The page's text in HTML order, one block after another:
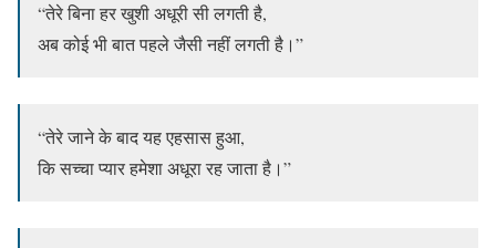
“तेरे बिना हर खुशी अधूरी सी लगती है,
अब कोई भी बात पहले जैसी नहीं लगती है।”
“तेरे जाने के बाद यह एहसास हुआ,
कि सच्चा प्यार हमेशा अधूरा रह जाता है।”